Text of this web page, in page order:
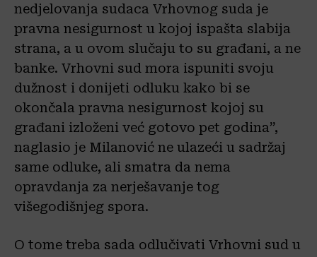
nedjelovanja sudaca Vrhovnog suda je
pravna nesigurnost u kojoj ispašta slabija
strana, a u ovom slučaju to su građani, a ne
banke. Vrhovni sud mora ispuniti svoju
dužnost i donijeti odluku kako bi se
okončala pravna nesigurnost kojoj su
građani izloženi već gotovo pet godina”,
naglasio je Milanović ne ulazeći u sadržaj
same odluke, ali smatra da nema
opravdanja za nerješavanje tog
višegodišnjeg spora.
O tome treba sada odlučivati Vrhovni sud u